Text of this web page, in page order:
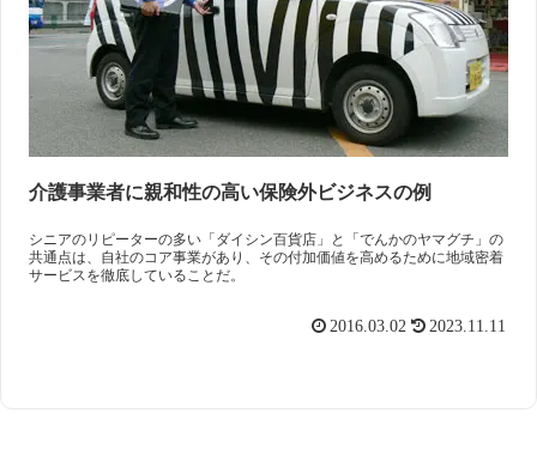
介護事業者に親和性の高い保険外ビジネスの例
シニアのリピーターの多い「ダイシン百貨店」と「でんかのヤマグチ」の
共通点は、自社のコア事業があり、その付加価値を高めるために地域密着
サービスを徹底していることだ。
2016.03.02 2023.11.11